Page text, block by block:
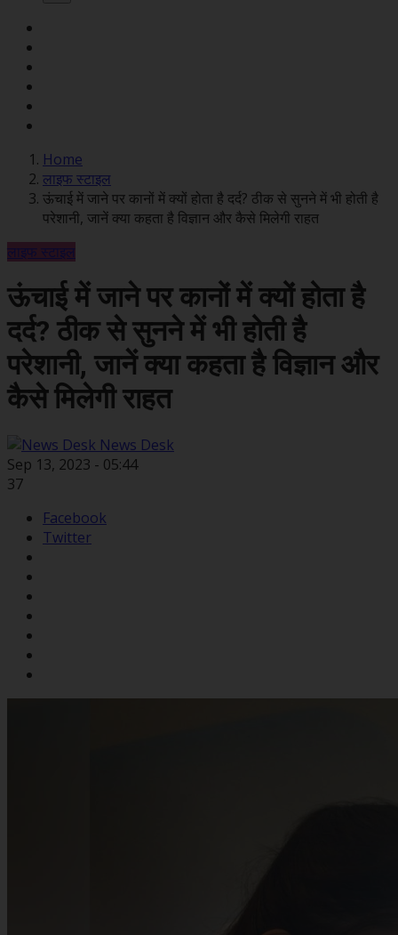
Home
लाइफ स्टाइल
ऊंचाई में जाने पर कानों में क्यों होता है दर्द? ठीक से सुनने में भी होती है
परेशानी, जानें क्या कहता है विज्ञान और कैसे मिलेगी राहत
लाइफ स्टाइल
ऊंचाई में जाने पर कानों में क्यों होता है
दर्द? ठीक से सुनने में भी होती है
परेशानी, जानें क्या कहता है विज्ञान और
कैसे मिलेगी राहत
News Desk
Sep 13, 2023 - 05:44
37
Facebook
Twitter